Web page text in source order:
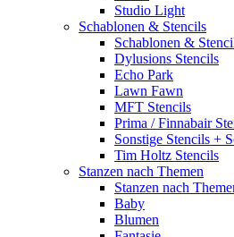
Studio Light
Schablonen & Stencils
Schablonen &
Dylusions Stencils
Echo Park
Lawn Fawn
MFT Stencils
Prima / Finnabair
Sonstige Stencils +
Tim Holtz Stencils
Stanzen nach Themen
Stanzen nach
Baby
Blumen